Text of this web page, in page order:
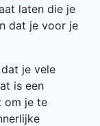
laten die je
dat je voor je
je vele
is een
om je te